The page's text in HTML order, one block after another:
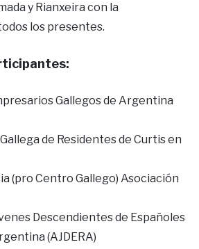
y Rianxeira con la
los presentes.
Gallegos de Argentina
de Residentes de Curtis en
(pro Centro Gallego) Asociación
Descendientes de Españoles
(AJDERA)